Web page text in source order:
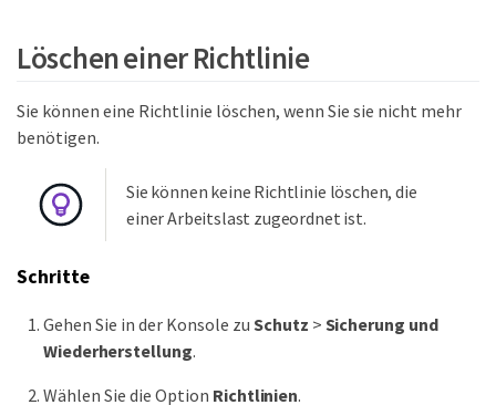
Löschen einer Richtlinie
Sie können eine Richtlinie löschen, wenn Sie sie nicht mehr
benötigen.
Sie können keine Richtlinie löschen, die
einer Arbeitslast zugeordnet ist.
Schritte
Gehen Sie in der Konsole zu Schutz > Sicherung und
Wiederherstellung.
Wählen Sie die Option Richtlinien.